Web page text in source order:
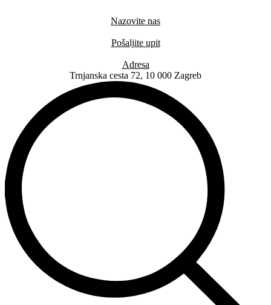
Nazovite nas
Pošaljite upit
Adresa
Trnjanska cesta 72, 10 000 Zagreb